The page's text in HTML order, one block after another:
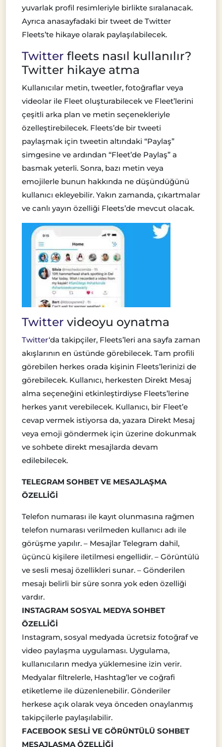
yuvarlak profil resimleriyle birlikte sıralanacak.
Ayrıca anasayfadaki bir tweet de Twitter
Fleets’te hikaye olarak paylaşılabilecek.
Twitter fleets nasıl kullanılır?
Twitter hikaye atma
Kullanıcılar metin, tweetler, fotoğraflar veya
videolar ile Fleet oluşturabilecek ve Fleet’lerini
çeşitli arka plan ve metin seçenekleriyle
özelleştirebilecek. Fleets’de bir tweeti
paylaşmak için tweetin altındaki “Paylaş”
simgesine ve ardından “Fleet’de Paylaş” a
basmak yeterli. Sonra, bazı metin veya
emojilerle bunun hakkında ne düşündüğünü
kullanıcı ekleyebilir. Yakın zamanda, çıkartmalar
ve canlı yayın özelliği Fleets’de mevcut olacak.
Twitter videoyu oynatma
Twitter‘da takipçiler, Fleets’leri ana sayfa zaman
akışlarının en üstünde görebilecek. Tam profili
görebilen herkes orada kişinin Fleets’lerinizi de
görebilecek. Kullanıcı, herkesten Direkt Mesaj
alma seçeneğini etkinleştirdiyse Fleets’lerine
herkes yanıt verebilecek. Kullanıcı, bir Fleet’e
cevap vermek istiyorsa da, yazara Direkt Mesaj
veya emoji göndermek için üzerine dokunmak
ve sohbete direkt mesajlarda devam
edilebilecek.
TELEGRAM SOHBET VE MESAJLAŞMA
ÖZELLİĞİ
Telefon numarası ile kayıt olunmasına rağmen
telefon numarası verilmeden kullanıcı adı ile
görüşme yapılır. – Mesajlar Telegram dahil,
üçüncü kişilere iletilmesi engellidir. – Görüntülü
ve sesli mesaj özellikleri sunar. – Gönderilen
mesajı belirli bir süre sonra yok eden özelliği
vardır.
INSTAGRAM SOSYAL MEDYA SOHBET
ÖZELLİĞİ
Instagram, sosyal medyada ücretsiz fotoğraf ve
video paylaşma uygulaması. Uygulama,
kullanıcıların medya yüklemesine izin verir.
Medyalar filtrelerle, Hashtag’ler ve coğrafi
etiketleme ile düzenlenebilir. Gönderiler
herkese açık olarak veya önceden onaylanmış
takipçilerle paylaşılabilir.
FACEBOOK SESLİ VE GÖRÜNTÜLÜ SOHBET
MESAJLAŞMA ÖZELLİĞİ